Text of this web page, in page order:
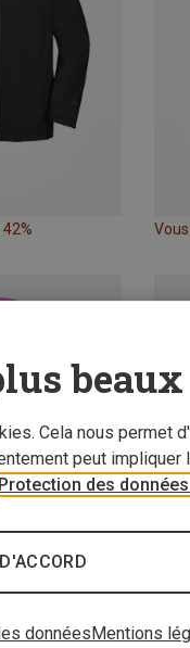
Cela nous permet
peut impliquer
Protection des
donnéesMentions